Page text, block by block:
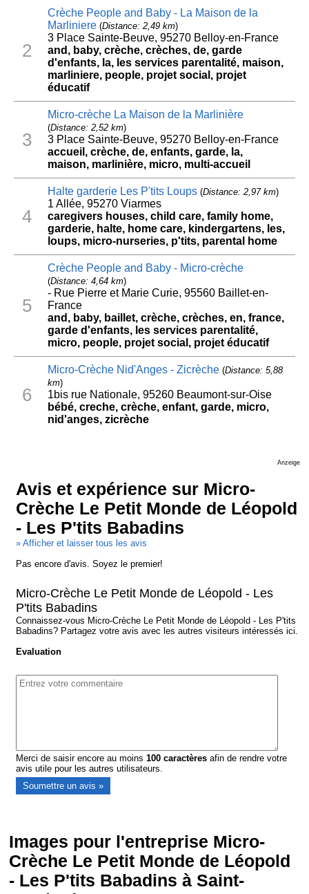
2
Crèche People and Baby - La Maison de la
Marliniere(Distance: 2,49 km)
3 Place Sainte-Beuve, 95270 Belloy-en-France
and, baby, crèche, crèches, de, garde
d'enfants, la, les services parentalité, maison,
marliniere, people, projet social, projet
éducatif
3
Micro-crèche La Maison de la Marlinière
(Distance: 2,52 km)
3 Place Sainte-Beuve, 95270 Belloy-en-France
accueil, crèche, de, enfants, garde, la,
maison, marlinière, micro, multi-accueil
4
Halte garderie Les P'tits Loups(Distance: 2,97 km)
1 Allée, 95270 Viarmes
caregivers houses, child care, family home,
garderie, halte, home care, kindergartens, les,
loups, micro-nurseries, p'tits, parental home
5
Crèche People and Baby - Micro-crèche
(Distance: 4,64 km)
- Rue Pierre et Marie Curie, 95560 Baillet-en-
France
and, baby, baillet, crèche, crèches, en, france,
garde d'enfants, les services parentalité,
micro, people, projet social, projet éducatif
6
Micro-Crèche Nid'Anges - Zicrèche(Distance: 5,88
km)
1bis rue Nationale, 95260 Beaumont-sur-Oise
bébé, creche, crèche, enfant, garde, micro,
nid'anges, zicrèche
Anzeige
Avis et expérience sur Micro-
Crèche Le Petit Monde de Léopold
- Les P'tits Babadins
» Afficher et laisser tous les avis
Pas encore d'avis. Soyez le premier!
Micro-Crèche Le Petit Monde de Léopold - Les
P'tits Babadins
Connaissez-vous Micro-Crèche Le Petit Monde de Léopold - Les P'tits
Babadins? Partagez votre avis avec les autres visiteurs intéressés ici.
Evaluation
Merci de saisir encore au moins100 caractères afin de rendre votre
avis utile pour les autres utilisateurs.
Images pour l'entreprise Micro-
Crèche Le Petit Monde de Léopold
- Les P'tits Babadins à Saint-